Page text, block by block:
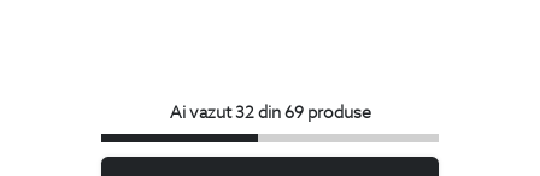
Ai vazut 32 din 69 produse